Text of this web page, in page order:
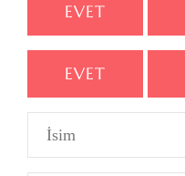
EVET
EVET